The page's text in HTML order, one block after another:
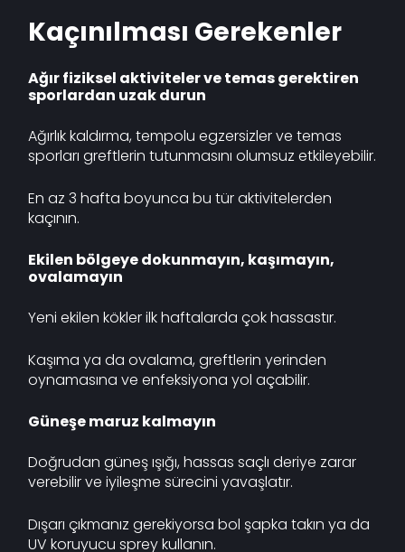
Kaçınılması Gerekenler
Ağır fiziksel aktiviteler ve temas gerektiren
sporlardan uzak durun
Ağırlık kaldırma, tempolu egzersizler ve temas
sporları greftlerin tutunmasını olumsuz etkileyebilir.
En az 3 hafta boyunca bu tür aktivitelerden
kaçının.
Ekilen bölgeye dokunmayın, kaşımayın,
ovalamayın
Yeni ekilen kökler ilk haftalarda çok hassastır.
Kaşıma ya da ovalama, greftlerin yerinden
oynamasına ve enfeksiyona yol açabilir.
Güneşe maruz kalmayın
Doğrudan güneş ışığı, hassas saçlı deriye zarar
verebilir ve iyileşme sürecini yavaşlatır.
Dışarı çıkmanız gerekiyorsa bol şapka takın ya da
UV koruyucu sprey kullanın.